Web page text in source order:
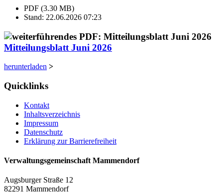
PDF (3.30 MB)
Stand: 22.06.2026 07:23
Mitteilungsblatt Juni 2026
herunterladen >
Quicklinks
Kontakt
Inhaltsverzeichnis
Impressum
Datenschutz
Erklärung zur Barrierefreiheit
Verwaltungsgemeinschaft Mammendorf
Augsburger Straße 12
82291 Mammendorf